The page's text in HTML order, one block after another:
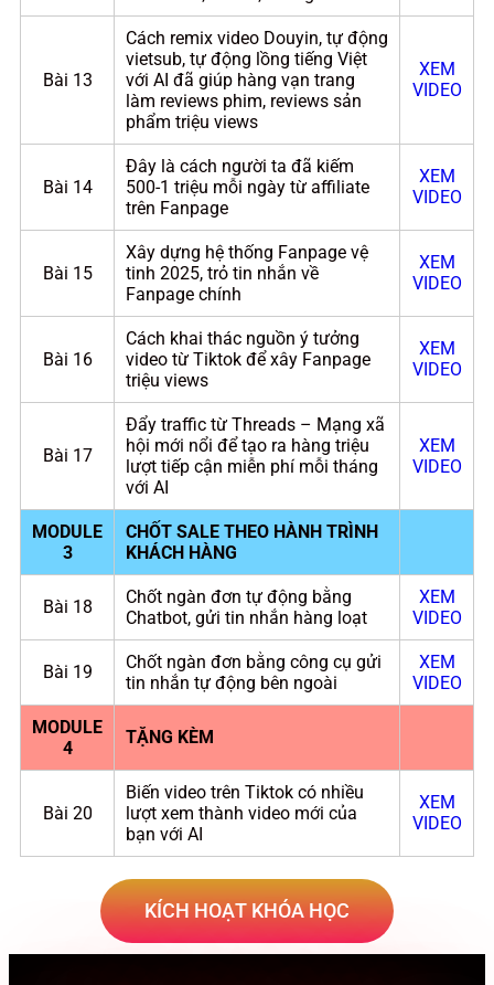
Bài 13
Cách remix video Douyin, tự động
vietsub, tự động lồng tiếng Việt
với AI đã giúp hàng vạn trang
làm reviews phim, reviews sản
phẩm triệu views
XEM
VIDEO
Bài 14
Đây là cách người ta đã kiếm
500-1 triệu mỗi ngày từ affiliate
trên Fanpage
XEM
VIDEO
Bài 15
Xây dựng hệ thống Fanpage vệ
tinh 2025, trỏ tin nhắn về
Fanpage chính
XEM
VIDEO
Bài 16
Cách khai thác nguồn ý tưởng
video từ Tiktok để xây Fanpage
triệu views
XEM
VIDEO
Bài 17
Đẩy traffic từ Threads – Mạng xã
hội mới nổi để tạo ra hàng triệu
lượt tiếp cận miễn phí mỗi tháng
với AI
XEM
VIDEO
MODULE
3
CHỐT SALE THEO HÀNH TRÌNH
KHÁCH HÀNG
Bài 18
Chốt ngàn đơn tự động bằng
Chatbot, gửi tin nhắn hàng loạt
XEM
VIDEO
Bài 19
Chốt ngàn đơn bằng công cụ gửi
tin nhắn tự động bên ngoài
XEM
VIDEO
MODULE
4
TẶNG KÈM
Bài 20
Biến video trên Tiktok có nhiều
lượt xem thành video mới của
bạn với AI
XEM
VIDEO
KÍCH HOẠT KHÓA HỌC